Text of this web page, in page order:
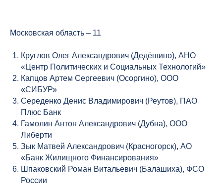
Московская область – 11
Круглов Олег Александрович (Дедёшино), АНО
«Центр Политических и Социальных Технологий»
Капцов Артем Сергеевич (Осоргино), ООО
«СИБУР»
Середенко Денис Владимирович (Реутов), ПАО
Плюс Банк
Гамолин Антон Александрович (Дубна), ООО
Либерти
Зык Матвей Александрович (Красногорск), АО
«Банк Жилищного Финансирования»
Шпаковский Роман Витальевич (Балашиха), ФСО
России